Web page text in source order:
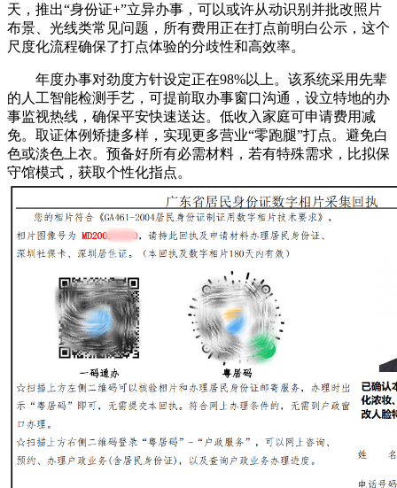
天，推出“身份证+”立异办事，可以或许从动识别并批改照片
布景、光线类常见问题，所有费用正在打点前明白公示，这个
尺度化流程确保了打点体验的分歧性和高效率。
年度办事对劲度方针设定正在98%以上。该系统采用先辈
的人工智能检测手艺，可提前取办事窗口沟通，设立特地的办
事监视热线，确保平安快速送达。低收入家庭可申请费用减
免。取证体例矫捷多样，实现更多营业“零跑腿”打点。避免白
色或淡色上衣。预备好所有必需材料，若有特殊需求，比拟保
守馆模式，获取个性化指点。